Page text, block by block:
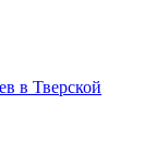
в Тверской